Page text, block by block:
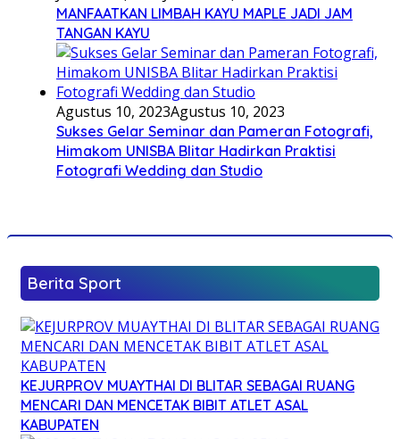
MANFAATKAN LIMBAH KAYU MAPLE JADI JAM
TANGAN KAYU
Agustus 10, 2023Agustus 10, 2023
Sukses Gelar Seminar dan Pameran Fotografi,
Himakom UNISBA Blitar Hadirkan Praktisi
Fotografi Wedding dan Studio
Berita Sport
KEJURPROV MUAYTHAI DI BLITAR SEBAGAI RUANG
MENCARI DAN MENCETAK BIBIT ATLET ASAL
KABUPATEN